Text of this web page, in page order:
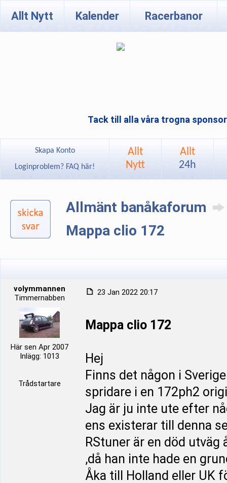
Allt Nytt Kalender Racerbanor
Tack till alla våra trogna
Skapa Konto
Loginproblem? FAQ här!
Allt
Nytt
Allt
24h
Allmänt banåkaforum
Mappa clio 172
volymmannen
Timmernabben
Här sen Apr 2007
Inlägg: 1013
Trådstartare
23 Jan 2022 20:17
Mappa clio 172
Hej
Finns det någon i
spridare i en 172ph2
Jag är ju inte ute efter
ens existerar till denna
RStuner är en död
,då han inte hade en
Åka till Holland eller UK